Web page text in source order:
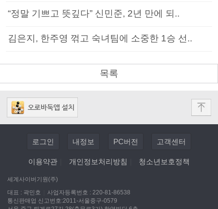
“정말 기쁘고 뜻깊다” 신민준, 2년 만에 되..
김은지, 한주영 꺾고 숙녀팀에 소중한 1승 선..
목록
로그인 내정보 PC버전 고객센터
이용약관 개인정보처리방침 청소년보호정책
세계사이버기원(주)
대표 : 곽민호
사업자등록번호 : 220-81-86538
통신판매업 신고번호:2011-서울중구-0579